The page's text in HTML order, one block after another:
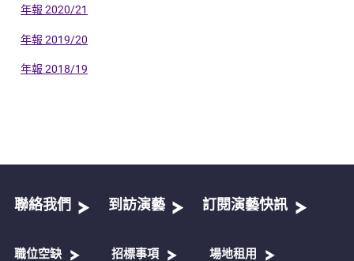
年報 2020/21
年報 2019/20
年報 2018/19
聯絡我們 到訪演藝 訂閱演藝快訊
職位空缺 招標事項 場地租用